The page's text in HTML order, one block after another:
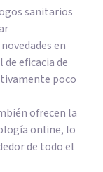
sanitarios
en
eficacia de
poco
ofrecen la
online, lo
de todo el